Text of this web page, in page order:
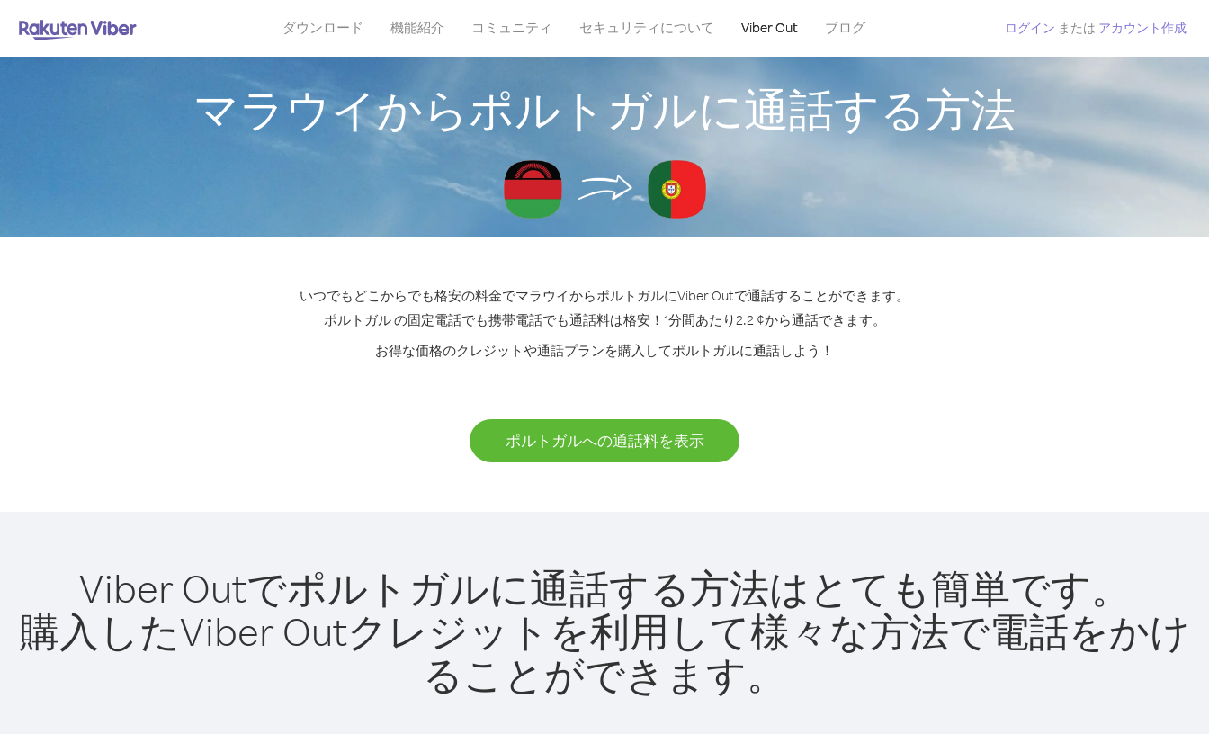
ダウンロード 機能紹介 コミュニティ セキュリティについて Viber Out ブログ ログイン または アカウント作成
マラウイからポルトガルに通話する方法
いつでもどこからでも格安の料金でマラウイからポルトガルにViber Outで通話することができます。
ポルトガル の固定電話でも携帯電話でも通話料は格安！1分間あたり2.2 ¢から通話できます。
お得な価格のクレジットや通話プランを購入してポルトガルに通話しよう！
ポルトガルへの通話料を表示
Viber Outでポルトガルに通話する方法はとても簡単です。
購入したViber Outクレジットを利用して様々な方法で電話をかけ
ることができます。